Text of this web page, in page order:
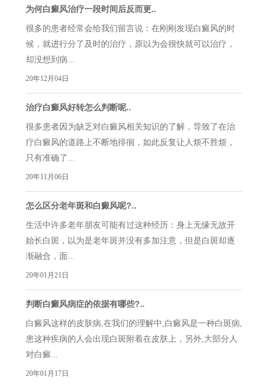
为何白癜风治疗一段时间后反而更..
很多的患者经常会给我们留言说：在刚刚发现白癜风的时
候，就进行分了及时的治疗，原以为会很快就可以治疗，
却没想到病...
20年12月04日
治疗白癜风好转怎么判断呢..
很多患者因为缺乏对白癜风相关知识的了解，导致了在治
疗白癜风的道路上不断地徘徊，如此反复让人烦不胜烦，
只有准确了...
20年11月06日
怎么区分老年斑和白癜风呢?..
生活中许多老年朋友可能有过这种经历：身上无缘无故开
始长白斑，以为是老年斑并没有多加注意，但是白斑却逐
渐融合，面...
20年01月21日
判断白癜风病症的依据有哪些?..
白癜风这样的皮肤病,在我们的理解中,白癜风是一种白斑病,
患这种疾病的人会出现白斑附着在皮肤上，另外,大部分人
对白癜...
20年01月17日